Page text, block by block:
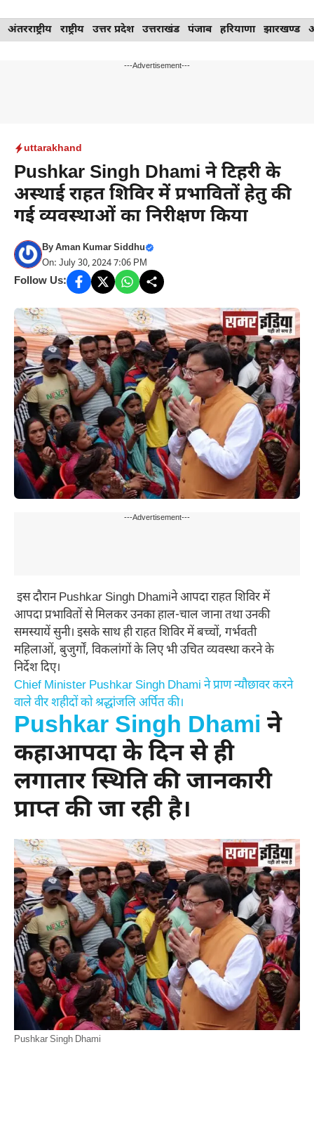
Skip
to
अंतरराष्ट्रीय राष्ट्रीय उत्तर प्रदेश उत्तराखंड पंजाब हरियाणा झारखण्ड
---Advertisement---
uttarakhand
Pushkar Singh Dhami ने टिहरी के
अस्थाई राहत शिविर में प्रभावितों हेतु की
गई व्यवस्थाओं का निरीक्षण किया
ByAman Kumar Siddhu
On: July 30, 2024 7:06 PM
Follow Us:
---Advertisement---
इस दौरान Pushkar Singh Dhamiने आपदा राहत शिविर में
आपदा प्रभावितों से मिलकर उनका हाल-चाल जाना तथा उनकी
समस्यायें सुनी। इसके साथ ही राहत शिविर में बच्चों, गर्भवती
महिलाओं, बुजुर्गों, विकलांगों के लिए भी उचित व्यवस्था करने के
निर्देश दिए।
Chief Minister Pushkar Singh Dhami ने प्राण न्यौछावर करने
वाले वीर शहीदों को श्रद्धांजलि अर्पित की।
Pushkar Singh Dhami ने
कहाआपदा के दिन से ही
लगातार स्थिति की जानकारी
प्राप्त की जा रही है।
Pushkar Singh Dhami